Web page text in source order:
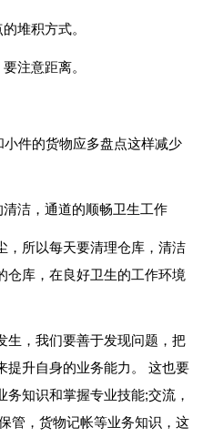
堆积方式。
注意距离。
件的货物应多盘点这样减少
洁，通道的顺畅卫生工作
，所以每天要清理仓库，清洁
仓库，在良好卫生的工作环境
生，我们要善于发现问题，把
提升自身的业务能力。 这也要
知识和掌握专业技能;交流，
管，货物记帐等业务知识，这